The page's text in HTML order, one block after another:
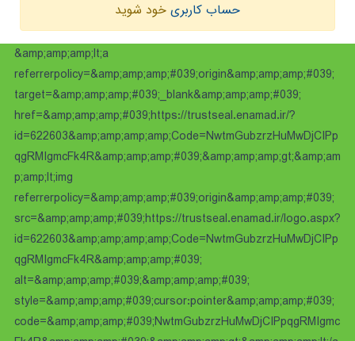
حساب کاربری خود شوید
&amp;amp;amp;lt;a
referrerpolicy=&amp;amp;amp;#039;origin&amp;amp;amp;#039;
target=&amp;amp;amp;#039;_blank&amp;amp;amp;#039;
href=&amp;amp;amp;#039;https://trustseal.enamad.ir/?
id=622603&amp;amp;amp;amp;Code=NwtmGubzrzHuMwDjCIPp
qgRMIgmcFk4R&amp;amp;amp;#039;&amp;amp;amp;gt;&amp;am
p;amp;lt;img
referrerpolicy=&amp;amp;amp;#039;origin&amp;amp;amp;#039;
src=&amp;amp;amp;#039;https://trustseal.enamad.ir/logo.aspx?
id=622603&amp;amp;amp;amp;Code=NwtmGubzrzHuMwDjCIPp
qgRMIgmcFk4R&amp;amp;amp;#039;
alt=&amp;amp;amp;#039;&amp;amp;amp;#039;
style=&amp;amp;amp;#039;cursor:pointer&amp;amp;amp;#039;
code=&amp;amp;amp;#039;NwtmGubzrzHuMwDjCIPpqgRMIgmc